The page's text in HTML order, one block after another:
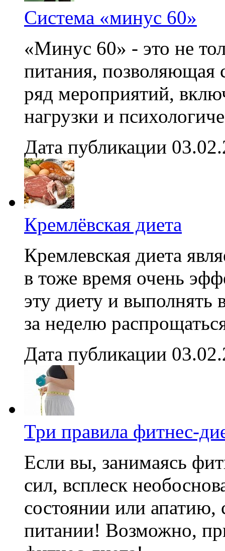
Система «минус 60»
«Минус 60» - это не
питания, позволяющая
ряд мероприятий,
нагрузки и
Дата публикации
Кремлёвская диета
Кремлевская диета
в тоже время очень
эту диету и выполнять
за неделю
Дата публикации
Три правила фитнес-
Если вы, занимаясь
сил, всплеск
состоянии или апатию,
питании! Возможно,